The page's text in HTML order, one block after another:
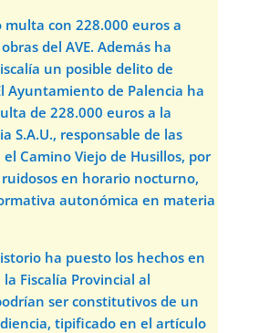
con 228.000 euros a
del AVE. Además ha
un posible delito de
Ayuntamiento de Palencia ha
de 228.000 euros a la
S.A.U., responsable de las
el Camino Viejo de Husillos, por
en horario nocturno,
autonómica en materia
ha puesto los hechos en
Fiscalía Provincial al
ser constitutivos de un
tipificado en el artículo